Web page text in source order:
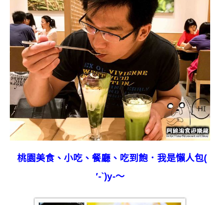
桃園美食、小吃、餐廳、吃到飽．我是懶人包(
′-`)y-～